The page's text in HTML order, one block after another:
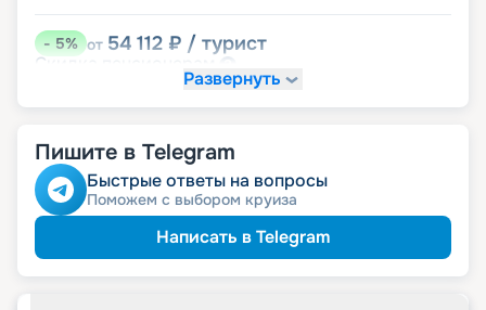
-5% от 54 112 ₽ / турист
Скидка
Развернуть
Пишите в Telegram
Быстрые ответы на вопросы
Поможем с выбором круиза
Написать в Telegram